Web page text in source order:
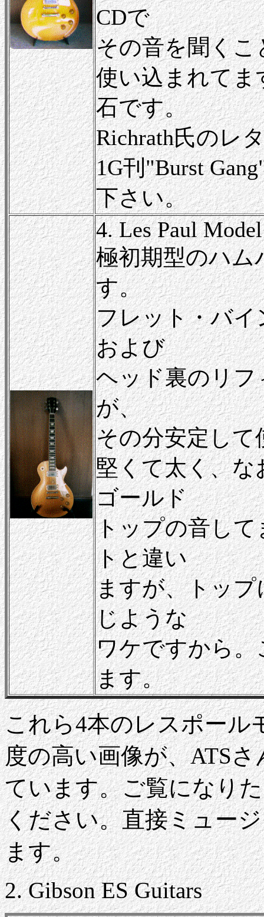
CDで
その音を聞く
使い込まれて
石です。
Richrath氏のレ
1G刊"Burst
下さい。
4. Les Paul
極初期型のハム
す。
フレット・バ
および
ヘッド裏のリ
が、
その分安定し
堅くて太く、な
ゴールド
トップの音し
トと違い
ますが、トッ
じような
ワケですから
ます。
これら4本のレスポール
度の高い画像が、ATS
ています。ご覧になり
ください。直接ミュー
ます。
2. Gibson ES Guitars